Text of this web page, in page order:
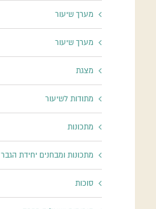
מערך שיעור
מערך שיעור
מצגת
מתודות לשיעור
מתכונות
מתכונות ומבחנים יחידת הגבר
סוכות